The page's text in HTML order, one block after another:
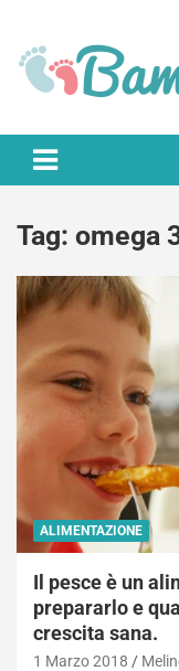
content
Bambino.it
Tag: omega
ALIMENTAZIONE
Il pesce è un
prepararlo e
crescita sana.
1 Marzo 2018